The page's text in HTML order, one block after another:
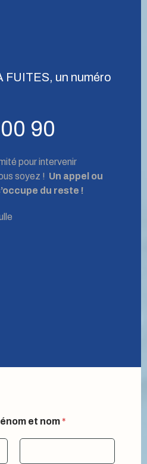
FUITES, un numéro
90
pour intervenir
soyez ! Un appel ou
du reste !
et nom *